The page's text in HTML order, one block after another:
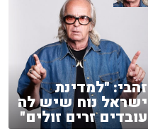
זהבי: "למדינת
ישראל נוח שיש לה
עובדים זרים זולים"